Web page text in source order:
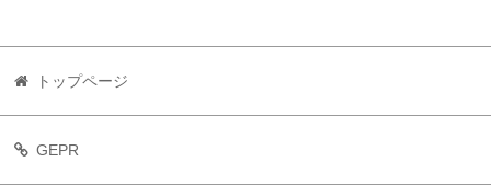
トップページ
GEPR